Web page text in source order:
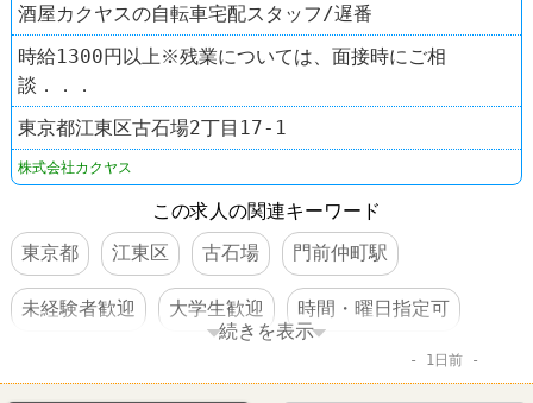
酒屋カクヤスの自転車宅配スタッフ/遅番
時給1300円以上※残業については、面接時にご相
談．．．
東京都江東区古石場2丁目17-1
株式会社カクヤス
この求人の関連キーワード
東京都
江東区 古石場 門前仲町駅
未経験者歓迎 大学生歓迎 時間・曜日指定可
続きを表示
1日前